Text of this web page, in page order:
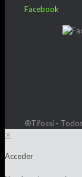
Facebook
®Tifossi -
✕
Acceder